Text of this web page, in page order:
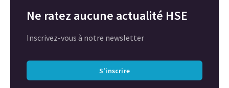
Ne ratez aucune actualité HSE
Inscrivez-vous à notre newsletter
S'inscrire